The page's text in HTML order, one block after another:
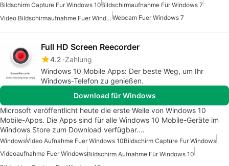
Bildschirm Capture Fur Windows 10Bildschirmaufnahme Für Windows 7
Video Bildschirmaufnahme Fuer Windows Webcam Fuer Windows 7
Full HD Screen Reecorder
4.2 Zahlung
Windows 10 Mobile Apps: Der beste Weg, um Ihr
Windows-Telefon zu genießen.
Download für Windows
Microsoft veröffentlicht heute die erste Welle von Windows 10
Mobile-Apps. Die Apps sind für alle Windows 10 Mobile-Geräte im
Windows Store zum Download verfügbar.…
WindowsVideo Aufnahme Fuer Windows 10Bildschirm Capture Fur Windows
Videoaufnahme Fuer WindowsBildschirm Aufnahme Für Windows 10